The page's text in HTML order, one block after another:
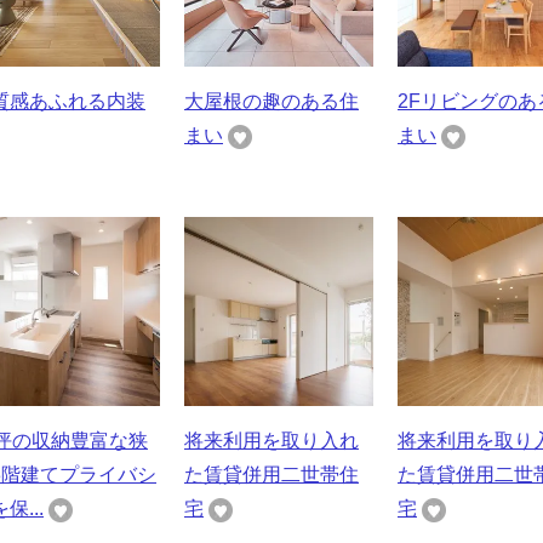
感あふれる内装
大屋根の趣のある住
まい
2Fリビングのあ
まい
の収納豊富な狭
建てプライバシ
保...
将来利用を取り入れ
た賃貸併用二世帯住
宅
将来利用を取り
た賃貸併用二世
宅